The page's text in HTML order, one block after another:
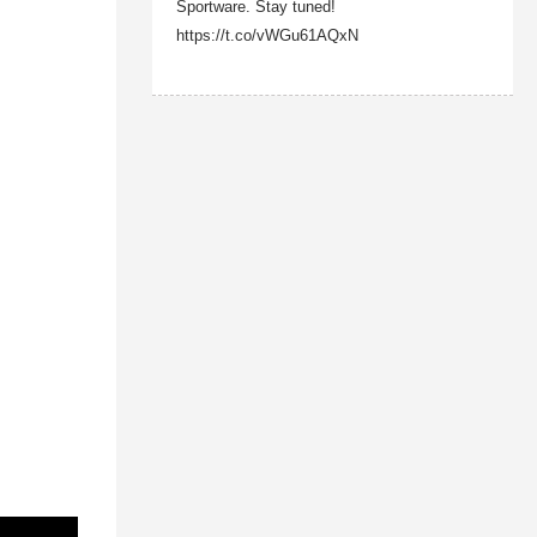
Sportware. Stay tuned!
https://t.co/vWGu61AQxN